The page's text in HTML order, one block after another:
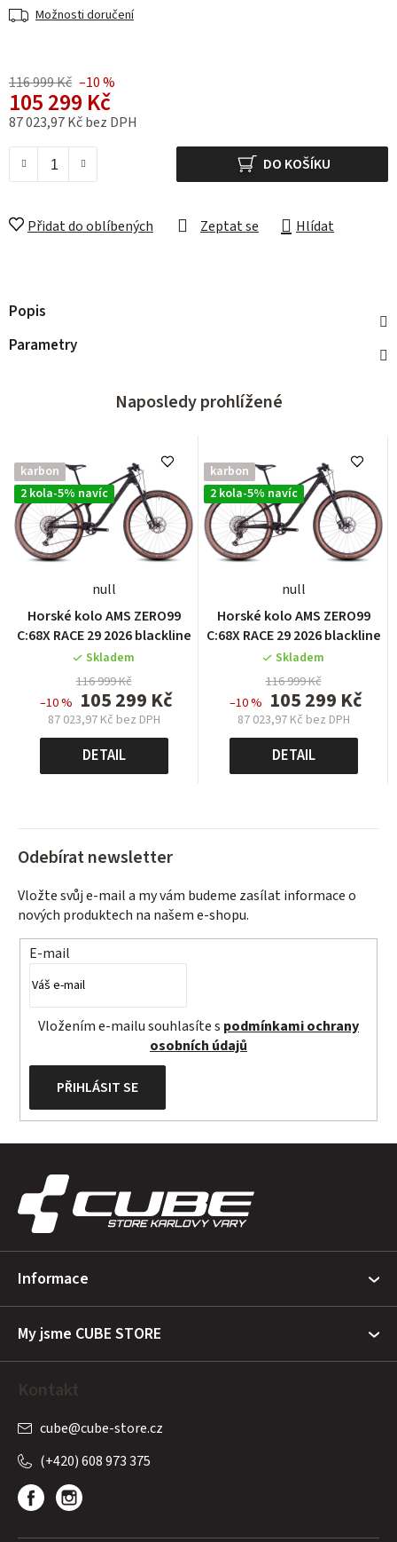
Možnosti doručení
116 999 Kč –10 %
105 299 Kč
87 023,97 Kč bez DPH
DO KOŠÍKU
Zeptat se Hlídat
Přidat do oblíbených
Popis
Parametry
Naposledy prohlížené
karbon
2 kola-5% navíc
null
Horské kolo AMS ZERO99
C:68X RACE 29 2026 blackline
Skladem
116 999 Kč
–10 % 105 299 Kč
87 023,97 Kč bez DPH
Měrná
cena:
DETAIL
karbon
2 kola-5% navíc
null
Horské kolo AMS ZERO99
C:68X RACE 29 2026 blackline
Skladem
116 999 Kč
–10 % 105 299 Kč
87 023,97 Kč bez DPH
Měrná
cena:
DETAIL
Odebírat newsletter
Vložte svůj e-mail a my vám budeme zasílat informace o
nových produktech na našem e-shopu.
E-mail
Vložením e-mailu souhlasíte s podmínkami ochrany
osobních údajů
PŘIHLÁSIT SE
Informace
My jsme CUBE STORE
Kontakt
cube@cube-store.cz
(+420) 608 973 375